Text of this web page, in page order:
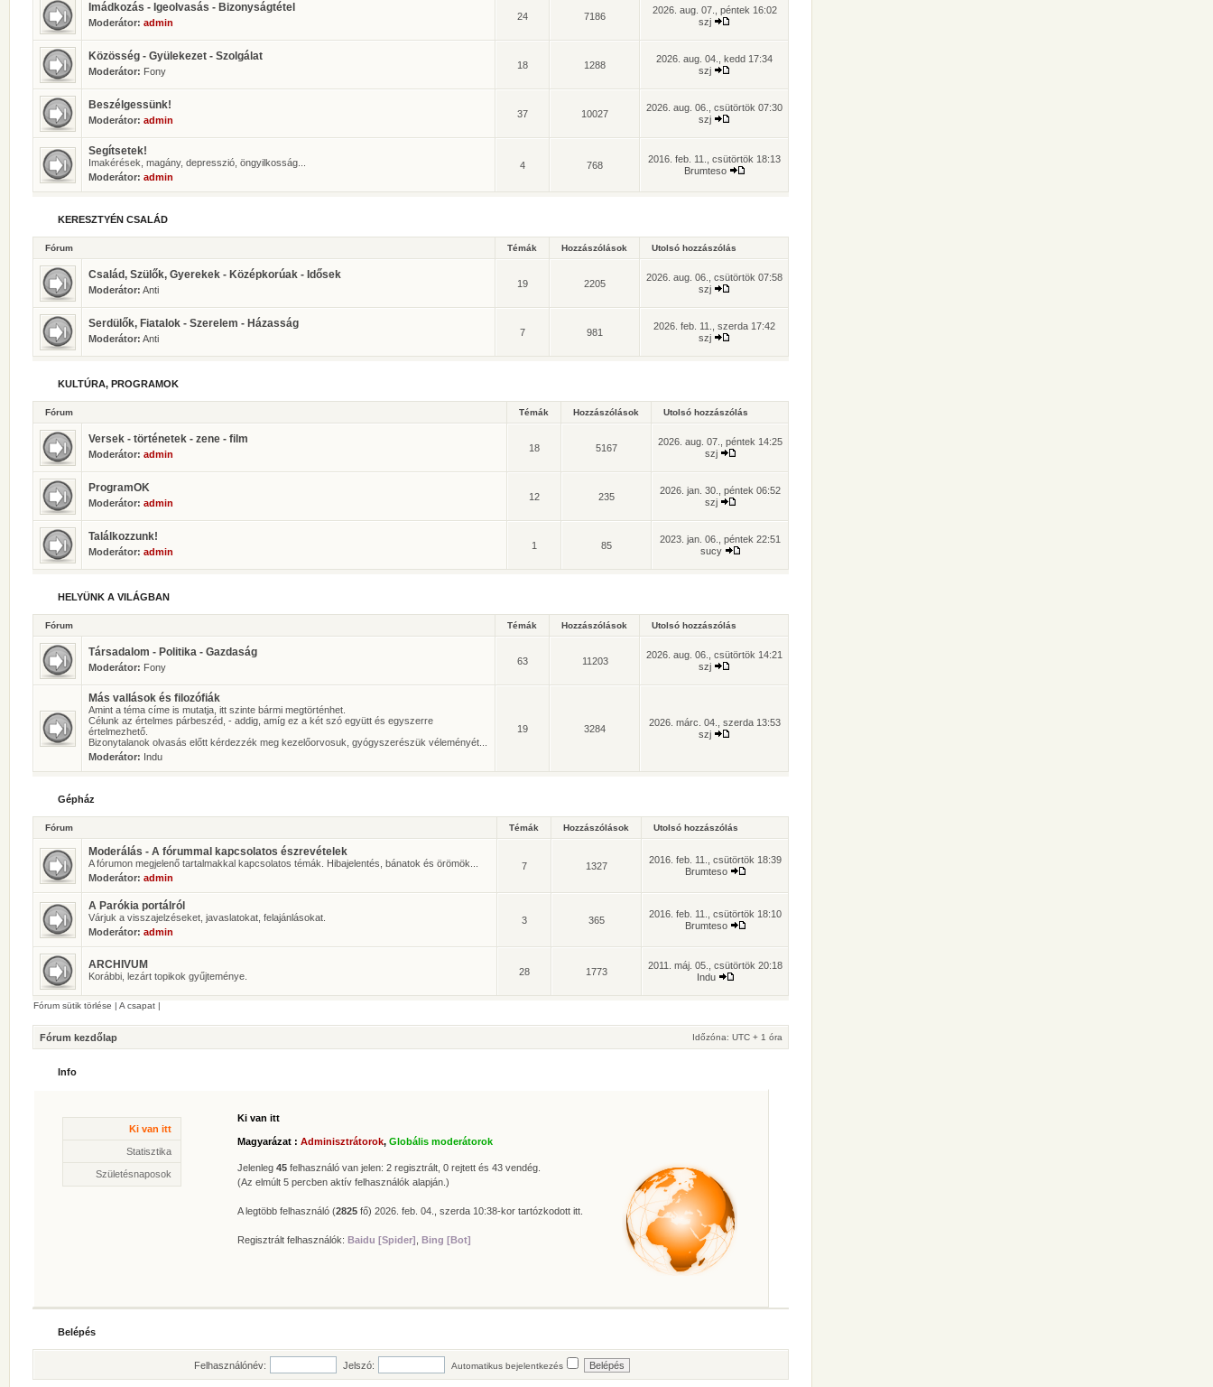
Imádkozás - Igeolvasás - Bizonyságtétel
Moderátor: admin
24 7186
2026. aug. 07., péntek 16:02
szj
Közösség - Gyülekezet - Szolgálat
Moderátor: Fony
18 1288
2026. aug. 04., kedd 17:34
szj
Beszélgessünk!
Moderátor: admin
37 10027
2026. aug. 06., csütörtök 07:30
szj
Segítsetek!
Imakérések, magány, depresszió, öngyilkosság...
Moderátor: admin
4 768
2016. feb. 11., csütörtök 18:13
Brumteso
KERESZTYÉN CSALÁD
Fórum Témák Hozzászólások Utolsó hozzászólás
Család, Szülők, Gyerekek - Középkorúak - Idősek
Moderátor: Anti
19 2205
2026. aug. 06., csütörtök 07:58
szj
Serdülők, Fiatalok - Szerelem - Házasság
Moderátor: Anti
7 981
2026. feb. 11., szerda 17:42
szj
KULTÚRA, PROGRAMOK
Fórum Témák Hozzászólások Utolsó hozzászólás
Versek - történetek - zene - film
Moderátor: admin
18 5167
2026. aug. 07., péntek 14:25
szj
ProgramOK
Moderátor: admin
12 235
2026. jan. 30., péntek 06:52
szj
Találkozzunk!
Moderátor: admin
1 85
2023. jan. 06., péntek 22:51
sucy
HELYÜNK A VILÁGBAN
Fórum Témák Hozzászólások Utolsó hozzászólás
Társadalom - Politika - Gazdaság
Moderátor: Fony
63 11203
2026. aug. 06., csütörtök 14:21
szj
Más vallások és filozófiák
Amint a téma címe is mutatja, itt szinte bármi megtörténhet.
Célunk az értelmes párbeszéd, - addig, amíg ez a két szó együtt és egyszerre
értelmezhető.
Bizonytalanok olvasás előtt kérdezzék meg kezelőorvosuk, gyógyszerészük véleményét...
Moderátor: Indu
19 3284
2026. márc. 04., szerda 13:53
szj
Gépház
Fórum Témák Hozzászólások Utolsó hozzászólás
Moderálás - A fórummal kapcsolatos észrevételek
A fórumon megjelenő tartalmakkal kapcsolatos témák. Hibajelentés, bánatok és örömök...
Moderátor: admin
7 1327
2016. feb. 11., csütörtök 18:39
Brumteso
A Parókia portálról
Várjuk a visszajelzéseket, javaslatokat, felajánlásokat.
Moderátor: admin
3 365
2016. feb. 11., csütörtök 18:10
Brumteso
ARCHIVUM
Korábbi, lezárt topikok gyűjteménye. 28 1773
2011. máj. 05., csütörtök 20:18
Indu
Fórum sütik törlése | A csapat |
Fórum kezdőlap Időzóna: UTC + 1 óra
Info
Ki van itt
Ki van itt
Magyarázat : Adminisztrátorok, Globális moderátorok
Jelenleg 45 felhasználó van jelen: 2 regisztrált, 0 rejtett és 43 vendég.
(Az elmúlt 5 percben aktív felhasználók alapján.)
A legtöbb felhasználó (2825 fő) 2026. feb. 04., szerda 10:38-kor tartózkodott itt.
Regisztrált felhasználók: Baidu [Spider] Bing [Bot]
Statisztika
Statisztika
* Hozzászólások száma:
62625
* Témák száma:
* Felhasználók száma: 606
* Legújabb regisztrált tagunk:Zolee
Születésnaposok
Belépés
Felhasználónév: Jelszó: Automatikus bejelentkezés